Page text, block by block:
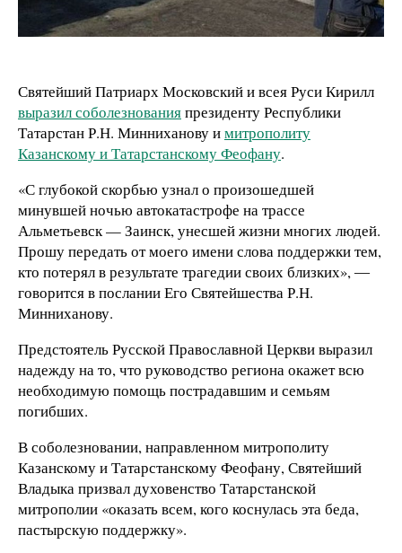
Святейший Патриарх Московский и всея Руси Кирилл
выразил соболезнованияпрезиденту Республики
Татарстан Р.Н. Минниханову имитрополиту
Казанскому и Татарстанскому Феофану.
«С глубокой скорбью узнал о произошедшей
минувшей ночью автокатастрофе на трассе
Альметьевск — Заинск, унесшей жизни многих людей.
Прошу передать от моего имени слова поддержки тем,
кто потерял в результате трагедии своих близких», ―
говорится в послании Его Святейшества Р.Н.
Минниханову.
Предстоятель Русской Православной Церкви выразил
надежду на то, что руководство региона окажет всю
необходимую помощь пострадавшим и семьям
погибших.
В соболезновании, направленном митрополиту
Казанскому и Татарстанскому Феофану, Святейший
Владыка призвал духовенство Татарстанской
митрополии «оказать всем, кого коснулась эта беда,
пастырскую поддержку».